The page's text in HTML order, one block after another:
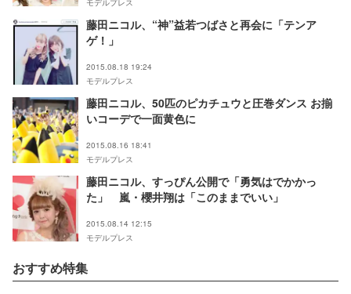
モデルプレス
藤田ニコル、“神”益若つばさと再会に「テンア
ゲ！」
2015.08.18 19:24
モデルプレス
藤田ニコル、50匹のピカチュウと圧巻ダンス お揃
いコーデで一面黄色に
2015.08.16 18:41
モデルプレス
藤田ニコル、すっぴん公開で「勇気はでかかっ
た」 嵐・櫻井翔は「このままでいい」
2015.08.14 12:15
モデルプレス
おすすめ特集